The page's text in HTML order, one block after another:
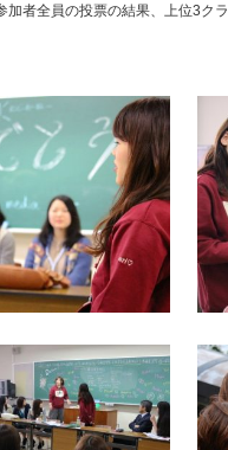
者全員の投票の結果、上位3ク